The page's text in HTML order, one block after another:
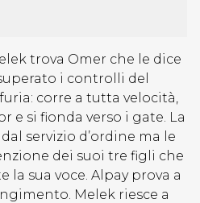
trova Omer che le dice
i controlli del
corre a tutta velocità,
e si fionda verso i gate. La
servizio d’ordine ma le
dei suoi tre figli che
sua voce. Alpay prova a
Melek riesce a